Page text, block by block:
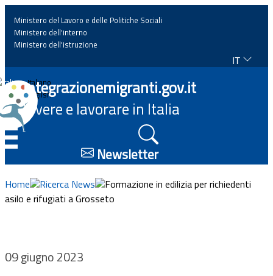
Home
News
Approfondimenti
Eventi
Progetti
Ministero del Lavoro e delle Politiche Sociali
Ministero dell'interno
Ministero dell'istruzione
IT
Italiano
English
Integrazionemigranti.gov.it
Vivere e lavorare in Italia
Newsletter
Home Ricerca News
Formazione in edilizia per richiedenti
asilo e rifugiati a Grosseto
09 giugno 2023